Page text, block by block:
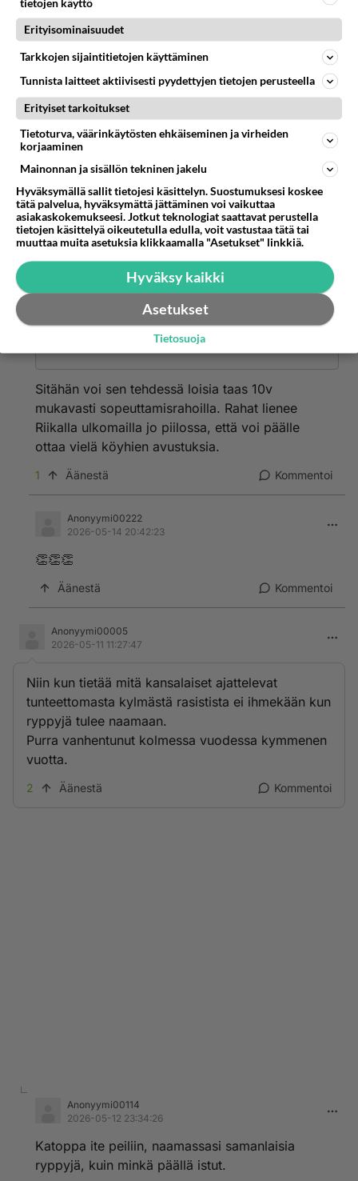
Anonyymi00203
2026-05-14 10:45:56
https://www.iltalehti.fi/politiikka/a/75e210c0-98e2-4c
4c-bc90-28e447920b1e
Lue lisää
Kyllä hän oli työttömänä ja kävi myös sossun
luukulla Turussa asuessaan ainakin ja oli niin
ilkee kuin olla voi. Ja sama ilkeys jatkuu ja vielä
pahempana
1 Äänestä Kommentoi
2026-05-14 15:18:01
kirjoitti:
Täsmennys: voi siis jatkaa väitöskirjan tekoa joskus
Sitähän voi sen tehdessä loisia taas 10v
mukavasti sopeuttamisrahoilla. Rahat lienee
Riikalla ulkomailla jo piilossa, että voi päälle
ottaa vielä köyhien avustuksia.
1 Äänestä Kommentoi
Anonyymi00222
2026-05-14 20:42:23
👏👏👏
Äänestä Kommentoi
Anonyymi00005
2026-05-11 11:27:47
Niin kun tietää mitä kansalaiset ajattelevat
tunteettomasta kylmästä rasistista ei ihmekään kun
ryppyjä tulee naamaan.
Purra vanhentunut kolmessa vuodessa kymmenen
vuotta.
2 Äänestä Kommentoi
Anonyymi00114
2026-05-12 23:34:26
Katoppa ite peiliin, naamassasi samanlaisia
ryppyjä, kuin minkä päällä istut.
tietojen käyttö
Erityisominaisuudet
Tarkkojen sijaintitietojen käyttäminen
Tunnista laitteet aktiivisesti pyydettyjen tietojen perusteella
Erityiset tarkoitukset
Tietoturva, väärinkäytösten ehkäiseminen ja virheiden
korjaaminen
Mainonnan ja sisällön tekninen jakelu
Hyväksymällä sallit tietojesi käsittelyn. Suostumuksesi koskee
tätä palvelua, hyväksymättä jättäminen voi vaikuttaa
asiakaskokemukseesi. Jotkut teknologiat saattavat perustella
tietojen käsittelyä oikeutetulla edulla, voit vastustaa tätä tai
muuttaa muita asetuksia klikkaamalla "Asetukset" linkkiä.
Hyväksy kaikki
Asetukset
Tietosuoja